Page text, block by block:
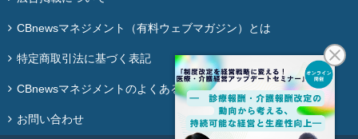
CBnewsマネジメント（有料ウェブマガジン）とは
特定商取引法に基づく表記
CBnewsマネジメントのよくある質問
お問い合わせ